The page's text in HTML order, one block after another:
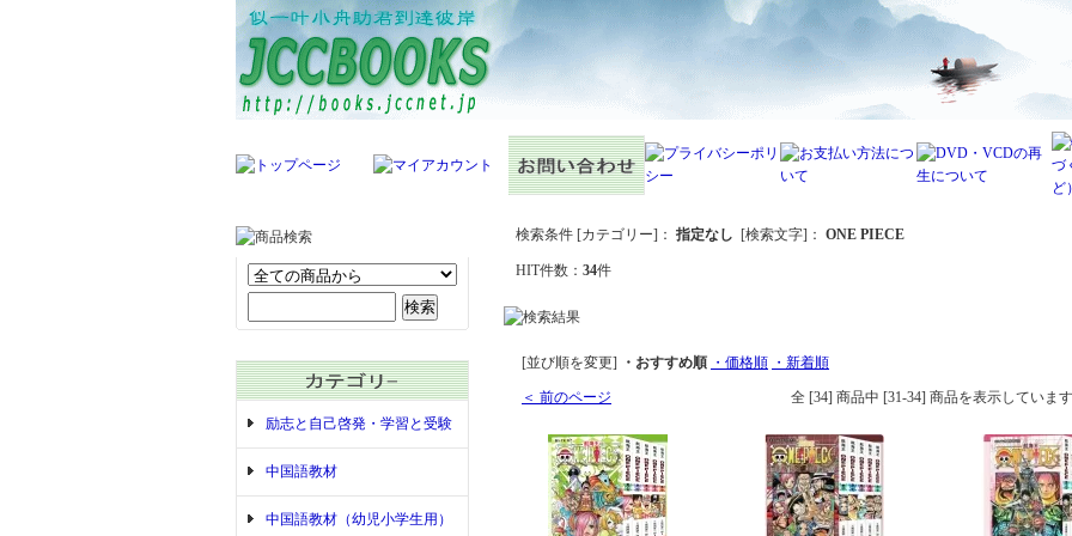
励志と自己啓発・学習と受験
中国語教材
中国語教材（幼児小学生用）
検索条件 [カテゴリー]： 指定なし [検索文字]： ONE PIECE
HIT件数： 34件
[並び順を変更] ・おすすめ順 ・価格順 ・新着順
＜ 前のページ 全 [34] 商品中 [31-34] 商品を表示していま